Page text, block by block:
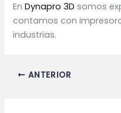
EnDynapro 3D somos
contamos con
industrias.
ANTERIOR